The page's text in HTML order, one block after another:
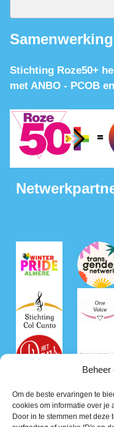
Beheer
Om de beste ervaringen te
cookies om informatie over je
Door in te stemmen met
Samenwerking
Stichting Roze50+
met ANBO - PCOB